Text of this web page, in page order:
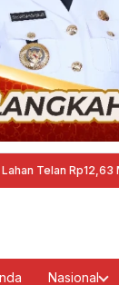
Miliar ·
Nasional